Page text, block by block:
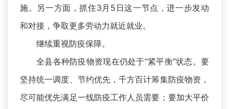
施。另一方面，抓住3月5日这一节点，进一步发动
和对接，争取更多劳动力就近就业。
继续重视防疫保障。
全县各种防疫物资现在仍处于“紧平衡”状态。要
坚持统一调度、节约优先，千方百计筹集防疫物资，
尽可能优先满足一线防疫工作人员需要；要加大平价